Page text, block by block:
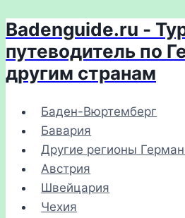
Перейти
к
содержимому
Badenguide.ru -
путеводитель по
другим странам
Баден-Вюртемберг
Бавария
Другие регионы
Австрия
Швейцария
Чехия